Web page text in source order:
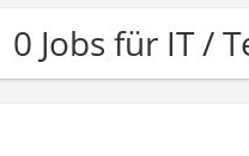
0 Jobs für IT /